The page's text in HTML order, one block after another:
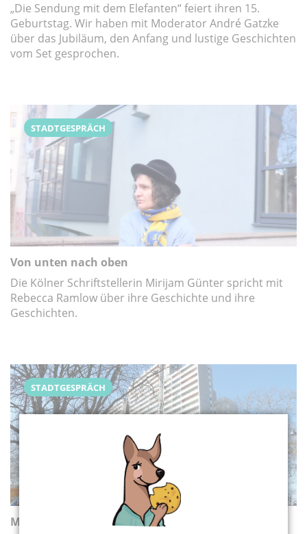
„Die Sendung mit dem Elefanten“ feiert ihren 15.
Geburtstag. Wir haben mit Moderator André Gatzke
über das Jubiläum, den Anfang und lustige Geschichten
vom Set gesprochen.
STADTGESPRÄCH
Von unten nach oben
Die Kölner Schriftstellerin Mirijam Günter spricht mit
Rebecca Ramlow über ihre Geschichte und ihre
Geschichten.
STADTGESPRÄCH
Ming Veedel: Bickendorf